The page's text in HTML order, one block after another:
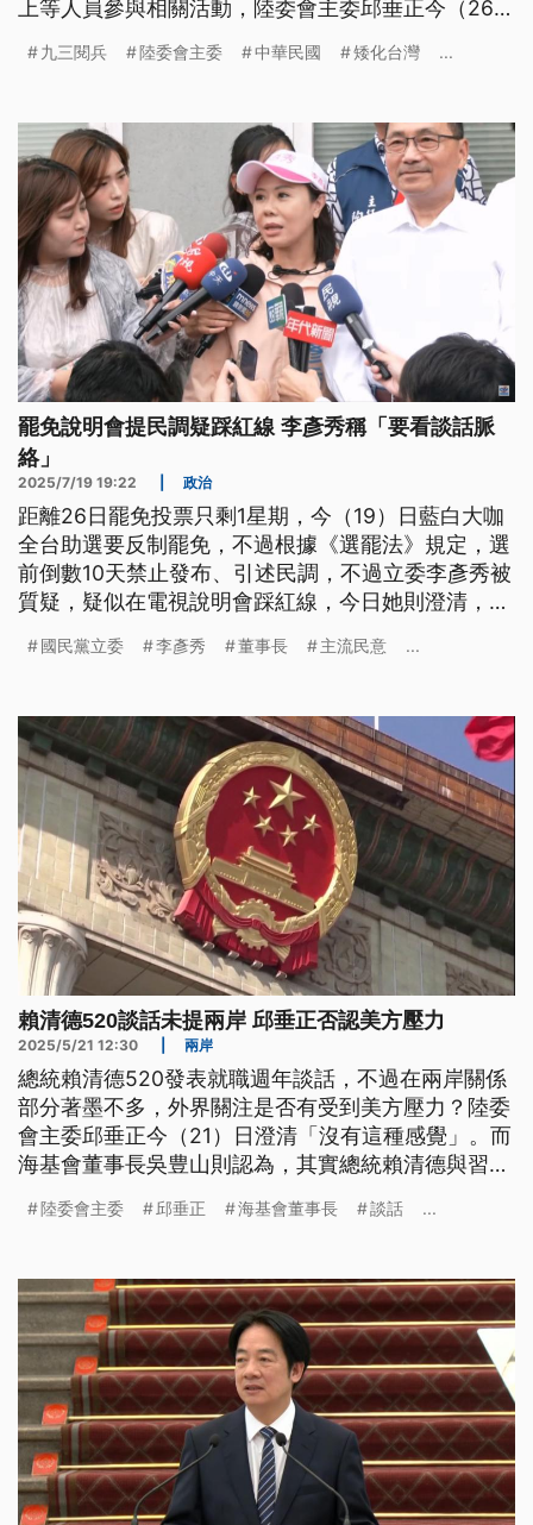
上等人員參與相關活動，陸委會主委邱垂正今（26）
戰宣傳，發表矮化台灣、傷害中華民國的言論。
九三閱兵 陸委會主委 中華民國 矮化台灣 ...
罷免說明會提民調疑踩紅線 李彥秀稱「要看談話脈
絡」
2025/7/19 19:22 政治
距離26日罷免投票只剩1星期，今（19）日藍白大咖
全台助選要反制罷免，不過根據《選罷法》規定，選
前倒數10天禁止發布、引述民調，不過立委李彥秀被
質疑，疑似在電視說明會踩紅線，今日她則澄清，自
23日投票，民眾黨找來和碩董事長童子賢擔任辯論正
國民黨立委 李彥秀 董事長 主流民意 ...
賴清德520談話未提兩岸 邱垂正否認美方壓力
2025/5/21 12:30 兩岸
總統賴清德520發表就職週年談話，不過在兩岸關係
部分著墨不多，外界關注是否有受到美方壓力？陸委
會主委邱垂正今（21）日澄清「沒有這種感覺」。而
海基會董事長吳豊山則認為，其實總統賴清德與習近
岸發展。
陸委會主委 邱垂正 海基會董事長 談話 ...